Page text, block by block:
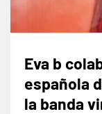
Eva b
española
la banda